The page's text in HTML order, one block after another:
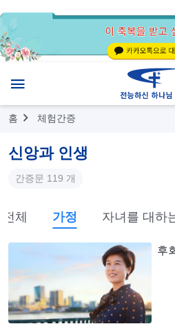
홈 체험간증
신앙과 인생
간증문 119 개
전체 가정 자녀를 대하
후